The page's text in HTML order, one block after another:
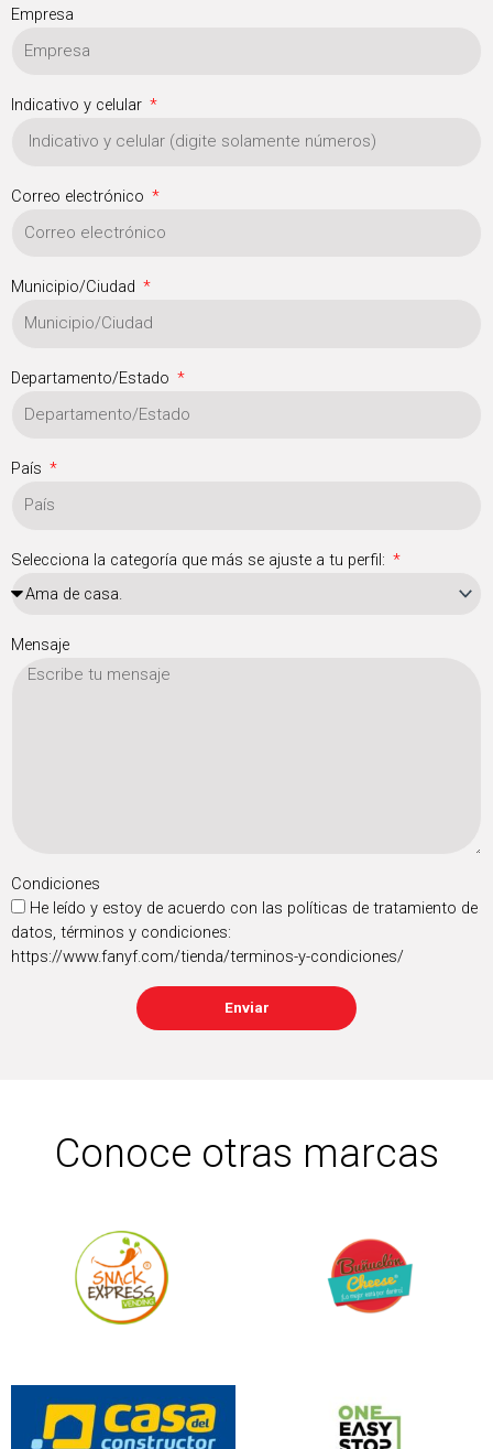
Empresa
Indicativo y celular
Correo electrónico
Municipio/Ciudad
Departamento/Estado
País
Selecciona la categoría que más se ajuste a tu perfil:
Mensaje
Condiciones
He leído y estoy de acuerdo con las políticas de tratamiento de
datos, términos y condiciones:
https://www.fanyf.com/tienda/terminos-y-condiciones/
Enviar
Conoce otras marcas